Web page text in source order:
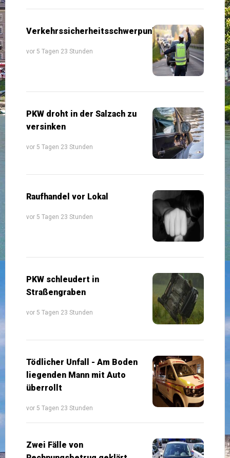
Verkehrssicherheitsschwerpunkte
vor 5 Tagen 23 Stunden
PKW droht in der Salzach zu
versinken
vor 5 Tagen 23 Stunden
Raufhandel vor Lokal
vor 5 Tagen 23 Stunden
PKW schleudert in
Straßengraben
vor 5 Tagen 23 Stunden
Tödlicher Unfall - Am Boden
liegenden Mann mit Auto
überrollt
vor 5 Tagen 23 Stunden
Zwei Fälle von